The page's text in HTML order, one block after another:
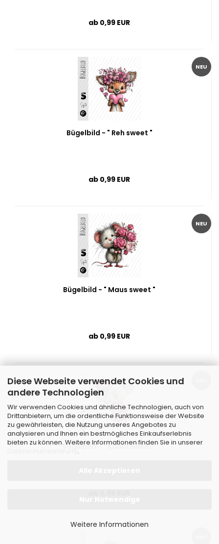
Diese Webseite verwendet Cookies und
andere Technologien
Wir verwenden Cookies und ähnliche Technologien, auch von
Drittanbietern, um die ordentliche Funktionsweise der Website
zu gewährleisten, die Nutzung unseres Angebotes zu
analysieren und Ihnen ein bestmögliches Einkaufserlebnis
bieten zu können. Weitere Informationen finden Sie in unserer
.
Nur Notwendige
Weitere Informationen
ab 0,99 EUR
NEU
Bügelbild - " Reh sweet "
ab 0,99 EUR
NEU
Bügelbild - " Maus sweet "
ab 0,99 EUR
Bügelbild - " Koala sweet "